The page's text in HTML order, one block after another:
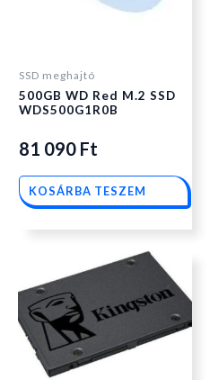
SSD meghajtó
500GB WD Red M.2 SSD
WDS500G1R0B
81 090 Ft
KOSÁRBA TESZEM